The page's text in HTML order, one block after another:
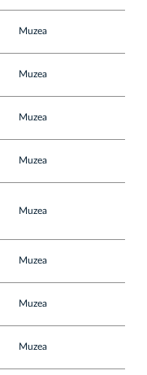
Muzea
Muzea
Muzea
Muzea
Muzea
Muzea
Muzea
Muzea